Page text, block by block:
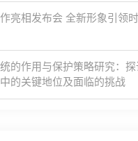
亮相发布会 全新形象引领
的作用与保护策略研究：
的关键地位及面临的挑战